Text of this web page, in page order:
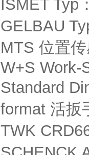
ISMET Typ
GELBAU
MTS 位置
W+S Work-
Standard
format 活扳
TWK